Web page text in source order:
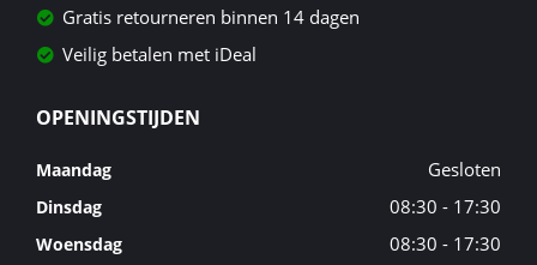
Gratis retourneren binnen 14 dagen
Veilig betalen met iDeal
OPENINGSTIJDEN
Maandag Gesloten
Dinsdag 08:30 - 17:30
Woensdag 08:30 - 17:30